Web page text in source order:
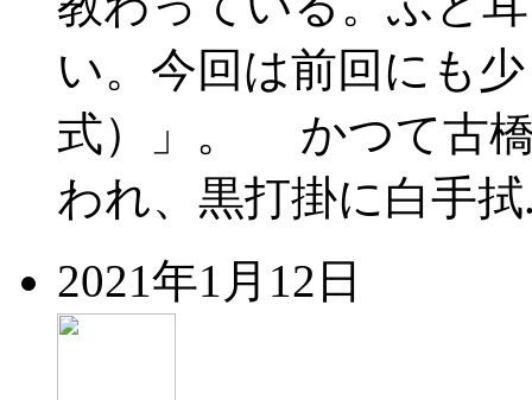
い。今回は前回にも
式）」。 かつて古橋
われ、黒打掛に白手
2021年1月12日